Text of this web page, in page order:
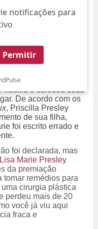
notificações para
Permitir
está em pé de
O site revelou
eBenjamin
e colocou seus
De acordo com os
, Priscilla Presley
de sua filha,
foi escrito errado e
foi declarada, mas
Lisa Marie Presley
da premiação
tomar remédios para
cirurgia plástica
perdeu mais de 20
você já viu aqui
fraca e